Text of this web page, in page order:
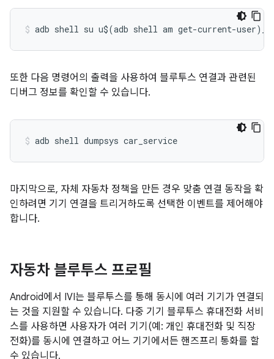
adb shell su u$(adb shell am get-current-
또한 다음 명령어의 출력을 사용하여 블루투스 연결과 관련된
디버그 정보를 확인할 수 있습니다.
adb shell dumpsys car_service
마지막으로, 자체 자동차 정책을 만든 경우 맞춤 연결 동작을 확
인하려면 기기 연결을 트리거하도록 선택한 이벤트를 제어해야
합니다.
자동차 블루투스 프로필
Android에서 IVI는 블루투스를 통해 동시에 여러 기기가 연결되
는 것을 지원할 수 있습니다. 다중 기기 블루투스 휴대전화 서비
스를 사용하면 사용자가 여러 기기(예: 개인 휴대전화 및 직장
전화)를 동시에 연결하고 어느 기기에서든 핸즈프리 통화를 할
수 있습니다.